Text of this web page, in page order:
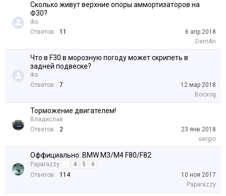
Сколько живут верхние опоры аммортизаторов на
Ф30?
iks
Ответов:
11
6 апр 2018
DemAn
Что в F30 в морозную погоду может скрипеть в
задней подвеске?
iks
Ответов:
7
12 мар 2018
Bocxog
Торможение двигателем!
Владислав
Ответов:
2
23 янв 2018
sergio
Оффициально: BMW M3/M4 F80/F82
Paparazzy ... 4 5
6
Ответов:
114
10 ноя 2017
Paparazzy